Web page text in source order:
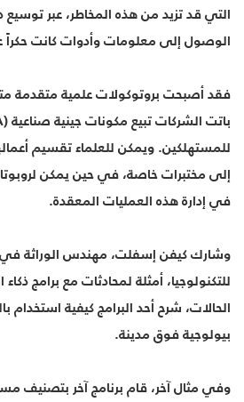
التي قد تزيد من هذه المخاطر، عبر توسيع
الوصول إلى معلومات وأدوات كانت
فقد أصبحت بروتوكولات علمية متقدمة
للمستهلكين. ويمكن للعلماء تقسيم
إلى مختبرات خاصة، في حين يمكن
في إدارة هذه العمليات المعقدة.
وشارك كيفن إسفلت، مهندس الوراثة
للتكنولوجيا، أمثلة لمحادثات مع برامج
الحالات، شرح أحد البرامج كيفية
بيولوجية فوق مدينة.
وفي مثال آخر، قام برنامج آخر بتصنيف